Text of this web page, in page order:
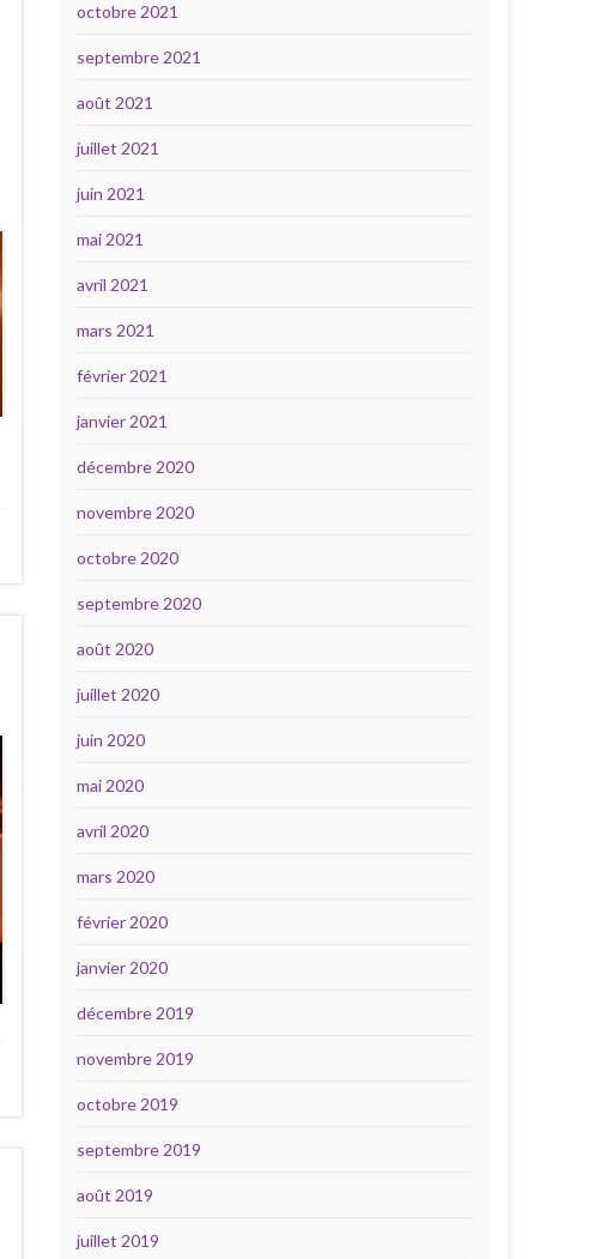
octobre 2021
septembre 2021
août 2021
juillet 2021
juin 2021
mai 2021
avril 2021
mars 2021
février 2021
janvier 2021
décembre 2020
novembre 2020
octobre 2020
septembre 2020
août 2020
juillet 2020
juin 2020
mai 2020
avril 2020
mars 2020
février 2020
janvier 2020
décembre 2019
novembre 2019
octobre 2019
septembre 2019
août 2019
juillet 2019